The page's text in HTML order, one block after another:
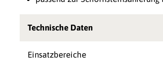
Technische Daten
Einsatzbereiche